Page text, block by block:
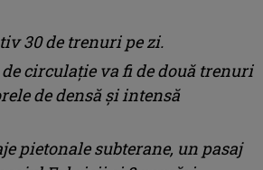
30 de trenuri pe zi.
circulație va fi de două trenuri
de densă și intensă
pietonale subterane, un pasaj